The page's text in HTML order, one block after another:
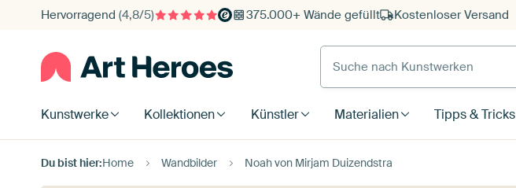
Hervorragend (4,8/5) 375.000+ Wände gefüllt Kostenloser Versand
Suche nach Kunstwerken
Kunstwerke Kollektionen Künstler Materialien Tipps & Tricks
Du bist hier:Home Wandbilder Noah von Mirjam Duizendstra